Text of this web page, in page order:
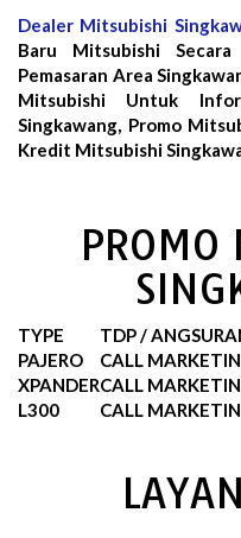
Dealer Mitsubishi
Baru Mitsubishi
Pemasaran Area
Mitsubishi Untuk
Singkawang, Promo
Kredit Mitsubishi
PROMO
TYPE
TDP /
PAJERO
CALL
XPANDERCALL
L300
CALL